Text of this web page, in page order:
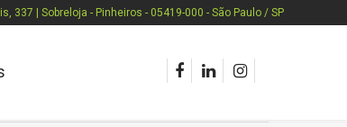
337 | Sobreloja - Pinheiros - 05419-000 - São Paulo / SP